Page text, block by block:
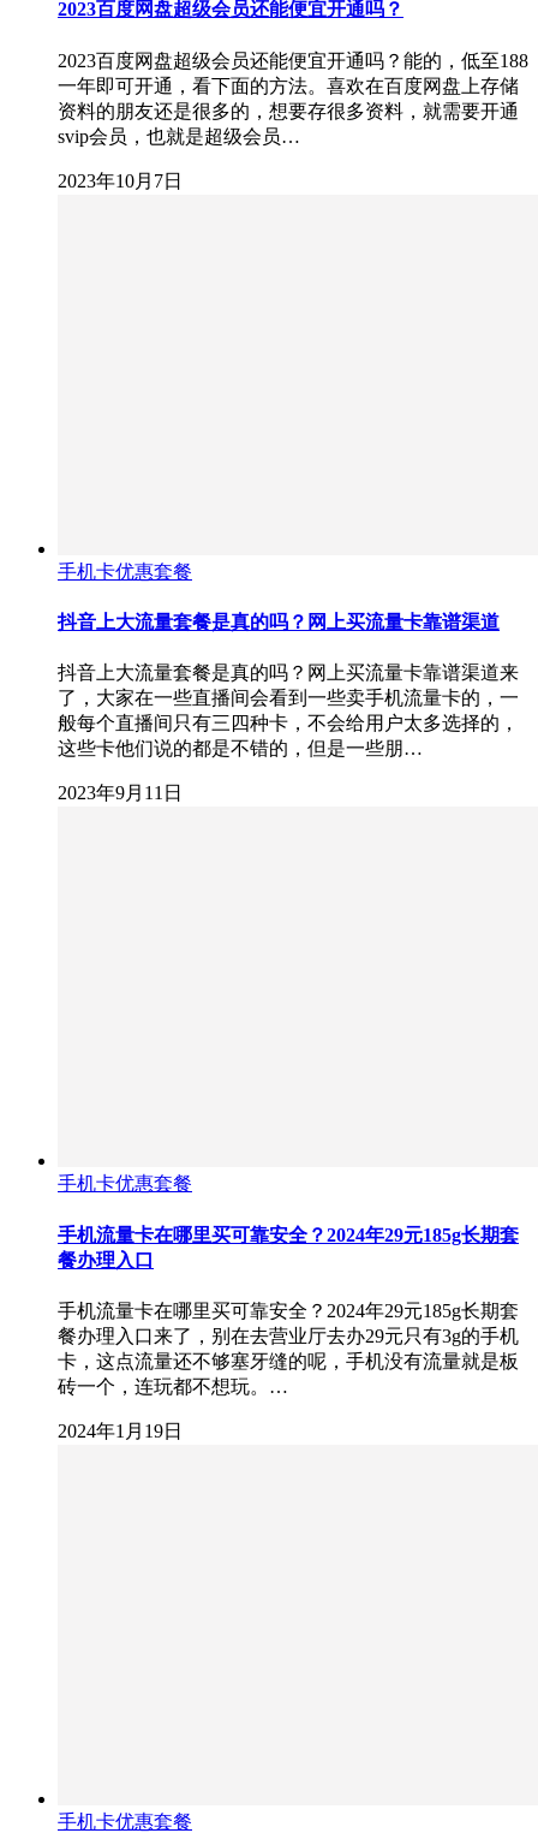
2023百度网盘超级会员还能便宜开通吗？
2023百度网盘超级会员还能便宜开通吗？能的，低至188
一年即可开通，看下面的方法。喜欢在百度网盘上存储
资料的朋友还是很多的，想要存很多资料，就需要开通
svip会员，也就是超级会员…
2023年10月7日
手机卡优惠套餐
抖音上大流量套餐是真的吗？网上买流量卡靠谱渠道
抖音上大流量套餐是真的吗？网上买流量卡靠谱渠道来
了，大家在一些直播间会看到一些卖手机流量卡的，一
般每个直播间只有三四种卡，不会给用户太多选择的，
这些卡他们说的都是不错的，但是一些朋…
2023年9月11日
手机卡优惠套餐
手机流量卡在哪里买可靠安全？2024年29元185g长期套
餐办理入口
手机流量卡在哪里买可靠安全？2024年29元185g长期套
餐办理入口来了，别在去营业厅去办29元只有3g的手机
卡，这点流量还不够塞牙缝的呢，手机没有流量就是板
砖一个，连玩都不想玩。…
2024年1月19日
手机卡优惠套餐